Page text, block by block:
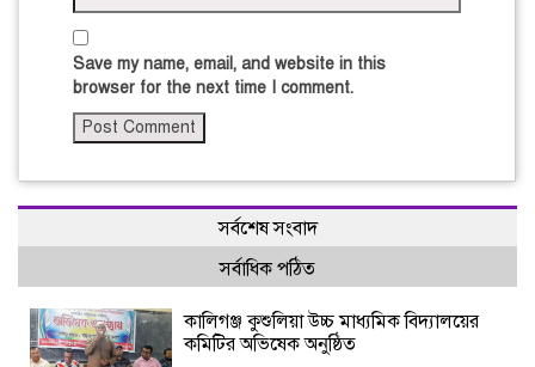
Save my name, email, and website in this
browser for the next time I comment.
সর্বশেষ সংবাদ
সর্বাধিক পঠিত
কালিগঞ্জ কুশুলিয়া উচ্চ মাধ্যমিক বিদ্যালয়ের
কমিটির অভিষেক অনুষ্ঠিত